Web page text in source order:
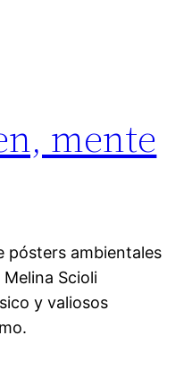
mente
pósters ambientales
Scioli
y valiosos